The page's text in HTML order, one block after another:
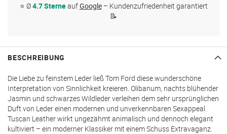
⭐ Ø4.7 SterneaufGoogle– Kundenzufriedenheit garantiert
📝
BESCHREIBUNG
Die Liebe zu feinstem Leder ließ Tom Ford diese wunderschöne
Interpretation von Sinnlichkeit kreieren. Olibanum, nachts blühender
Jasmin und schwarzes Wildleder verleihen dem sehr ursprünglichen
Duft von Leder einen modernen und unverkennbaren Sexappeal.
Tuscan Leather wirkt ungezähmt animalisch und dennoch elegant
kultiviert – ein moderner Klassiker mit einem Schuss Extravaganz.